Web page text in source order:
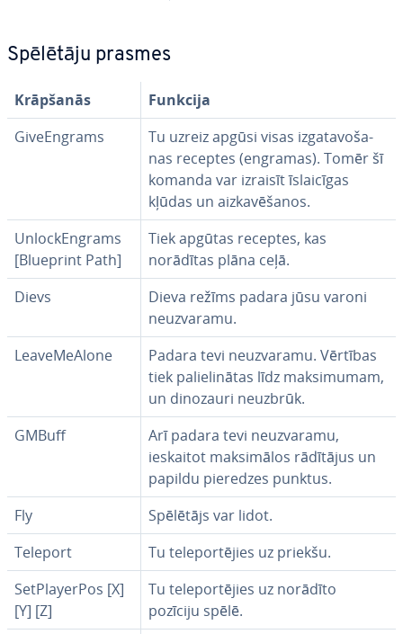
Spēlētāju prasmes
Krāpšanās
Funkcija
Gi­veEngrams
Tu uzreiz apgūsi visas iz­ga­ta­vo­ša­
nas receptes (engramas). Tomēr šī
komanda var izraisīt īs­lai­cī­gas
kļūdas un aiz­ka­vē­ša­nos.
UnlockEngrams
[Blueprint Path]
Tiek apgūtas receptes, kas
norādītas plāna ceļā.
Dievs
Dieva režīms padara jūsu varoni
ne­uz­va­ra­mu.
Lea­ve­MeA­lo­ne
Padara tevi ne­uz­va­ra­mu. Vērtības
tiek pa­lie­li­nā­tas līdz mak­si­mu­mam,
un dinozauri neuzbrūk.
GMBuff
Arī padara tevi ne­uz­va­ra­mu,
ieskaitot mak­si­mā­los rādītājus un
papildu pieredzes punktus.
Fly
Spēlētājs var lidot.
Teleport
Tu te­le­por­tē­jies uz priekšu.
SetPlayer­Pos [X]
[Y] [Z]
Tu te­le­por­tē­jies uz norādīto
pozīciju spēlē.